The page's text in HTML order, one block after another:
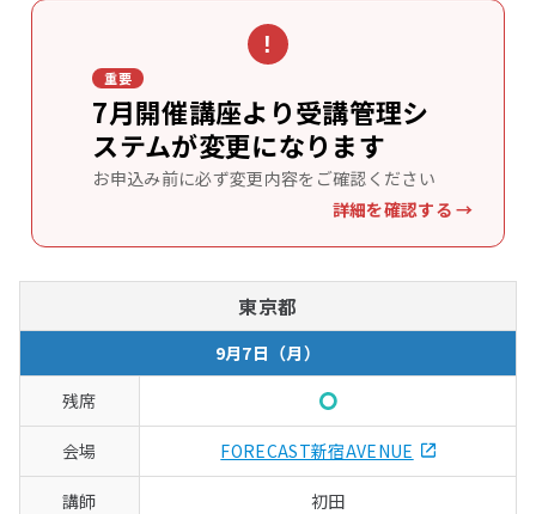
!
重要
7月開催講座より受講管理シ
ステムが変更になります
お申込み前に必ず変更内容をご確認ください
詳細を確認する →
東京都
9月7日（月）
○
FORECAST新宿AVENUE
初田